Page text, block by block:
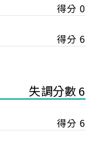
得分 0
得分 6
失調分數 6
得分 6